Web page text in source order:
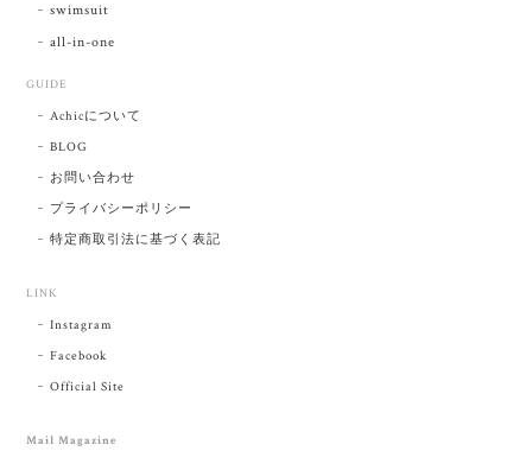
swimsuit
all-in-one
GUIDE
Achicについて
BLOG
お問い合わせ
プライバシーポリシー
特定商取引法に基づく表記
LINK
Instagram
Facebook
Official Site
Mail Magazine